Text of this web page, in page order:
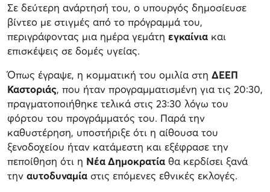
Σε δεύτερη ανάρτησή του, ο υπουργός δημοσίευσε
βίντεο με στιγμές από το πρόγραμμά του,
περιγράφοντας μια ημέρα γεμάτη εγκαίνια και
επισκέψεις σε δομές υγείας.
Όπως έγραψε, η κομματική του ομιλία στη ΔΕΕΠ
Καστοριάς, που ήταν προγραμματισμένη για τις 20:30,
πραγματοποιήθηκε τελικά στις 23:30 λόγω του
φόρτου του προγράμματός του. Παρά την
καθυστέρηση, υποστήριξε ότι η αίθουσα του
ξενοδοχείου ήταν κατάμεστη και εξέφρασε την
πεποίθηση ότι η Νέα Δημοκρατία θα κερδίσει ξανά
την αυτοδυναμία στις επόμενες εθνικές εκλογές.